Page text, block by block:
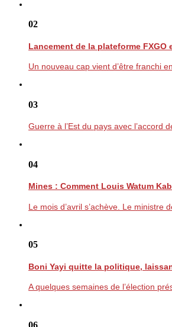
02
Lancement de la plateforme FXGO
Un nouveau cap vient d’être franchi
03
Guerre à l’Est du pays avec l’accord
04
Mines : Comment Louis Watum
Le mois d’avril s’achève. Le ministre
05
Boni Yayi quitte la politique,
A quelques semaines de l’élection
06